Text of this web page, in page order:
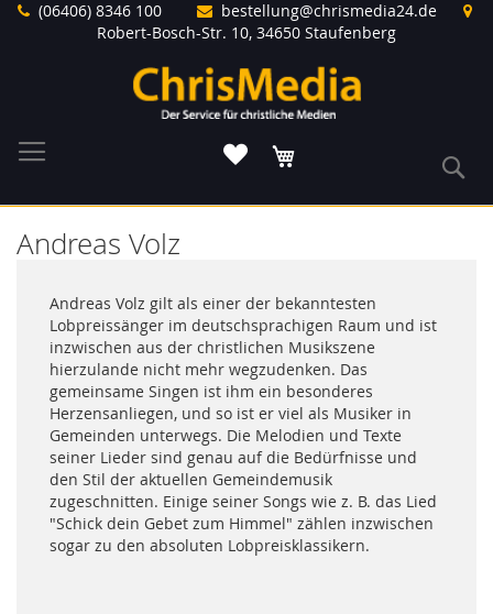
Direkt(06406) 8346 100
bestellung@chrismedia24.de
Robert-Bosch-Str. 10, 34650 Staufenberg
Andreas Volz
Andreas Volz gilt als einer der bekanntesten
Lobpreissänger im deutschsprachigen Raum und ist
inzwischen aus der christlichen Musikszene
hierzulande nicht mehr wegzudenken. Das
gemeinsame Singen ist ihm ein besonderes
Herzensanliegen, und so ist er viel als Musiker in
Gemeinden unterwegs. Die Melodien und Texte
seiner Lieder sind genau auf die Bedürfnisse und
den Stil der aktuellen Gemeindemusik
zugeschnitten. Einige seiner Songs wie z. B. das Lied
"Schick dein Gebet zum Himmel" zählen inzwischen
sogar zu den absoluten Lobpreisklassikern.